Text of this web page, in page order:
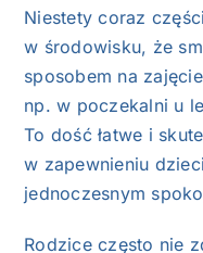
Niestety coraz
w środowisku, że
sposobem na
np. w poczekalni u
To dość łatwe i
w zapewnieniu
jednoczesnym
Rodzice często nie